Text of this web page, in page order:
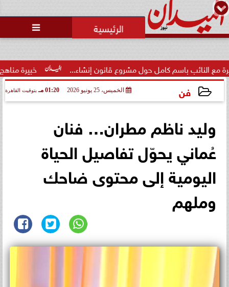

خبيرة مناهج: حداثة باسم كامل حول مشروع قانون إنشاء...
فن الخميس، 25 يونيو 2026 01:20 مـ بتوقيت القاهرة
وليد ناظم مطران… فنان
عُماني يحوّل تفاصيل الحياة
اليومية إلى محتوى ضاحك
وملهم